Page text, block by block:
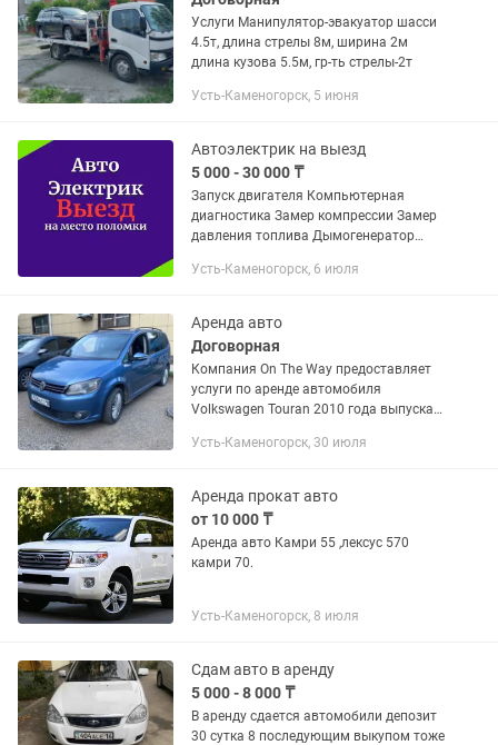
Услуги Манипулятор-эвакуатор шасси
4.5т, длина стрелы 8м, ширина 2м
длина кузова 5.5м, гр-ть стрелы-2т
Усть-Каменогорск, 5 июня
Автоэлектрик на выезд
5 000 - 30 000 ₸
Запуск двигателя Компьютерная
диагностика Замер компрессии Замер
давления топлива Дымогенератор
Ремонт проводки двигателя Ремонт
Выезд...
Усть-Каменогорск, 6 июля
Аренда авто
Договорная
Компания On The Way предоставляет
услуги по аренде автомобиля
Volkswagen Touran 2010 года выпуска.
состоянии. Сдается как для
личных...
Усть-Каменогорск, 30 июля
Аренда прокат авто
от 10 000 ₸
Аренда авто Камри 55 ,лексус 570
камри 70.
Усть-Каменогорск, 8 июля
Сдам авто в аренду
5 000 - 8 000 ₸
В аренду сдается автомобили депозит
30 сутка 8 последующим выкупом тоже